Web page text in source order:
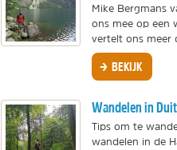
Mike Bergmans
ons mee op een
vertelt ons meer
BEKIJK
Wandelen in
Tips om te
wandelen in de